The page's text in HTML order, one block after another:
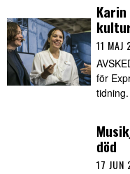
11 MAJ
för
tidning.
död
17 JUN